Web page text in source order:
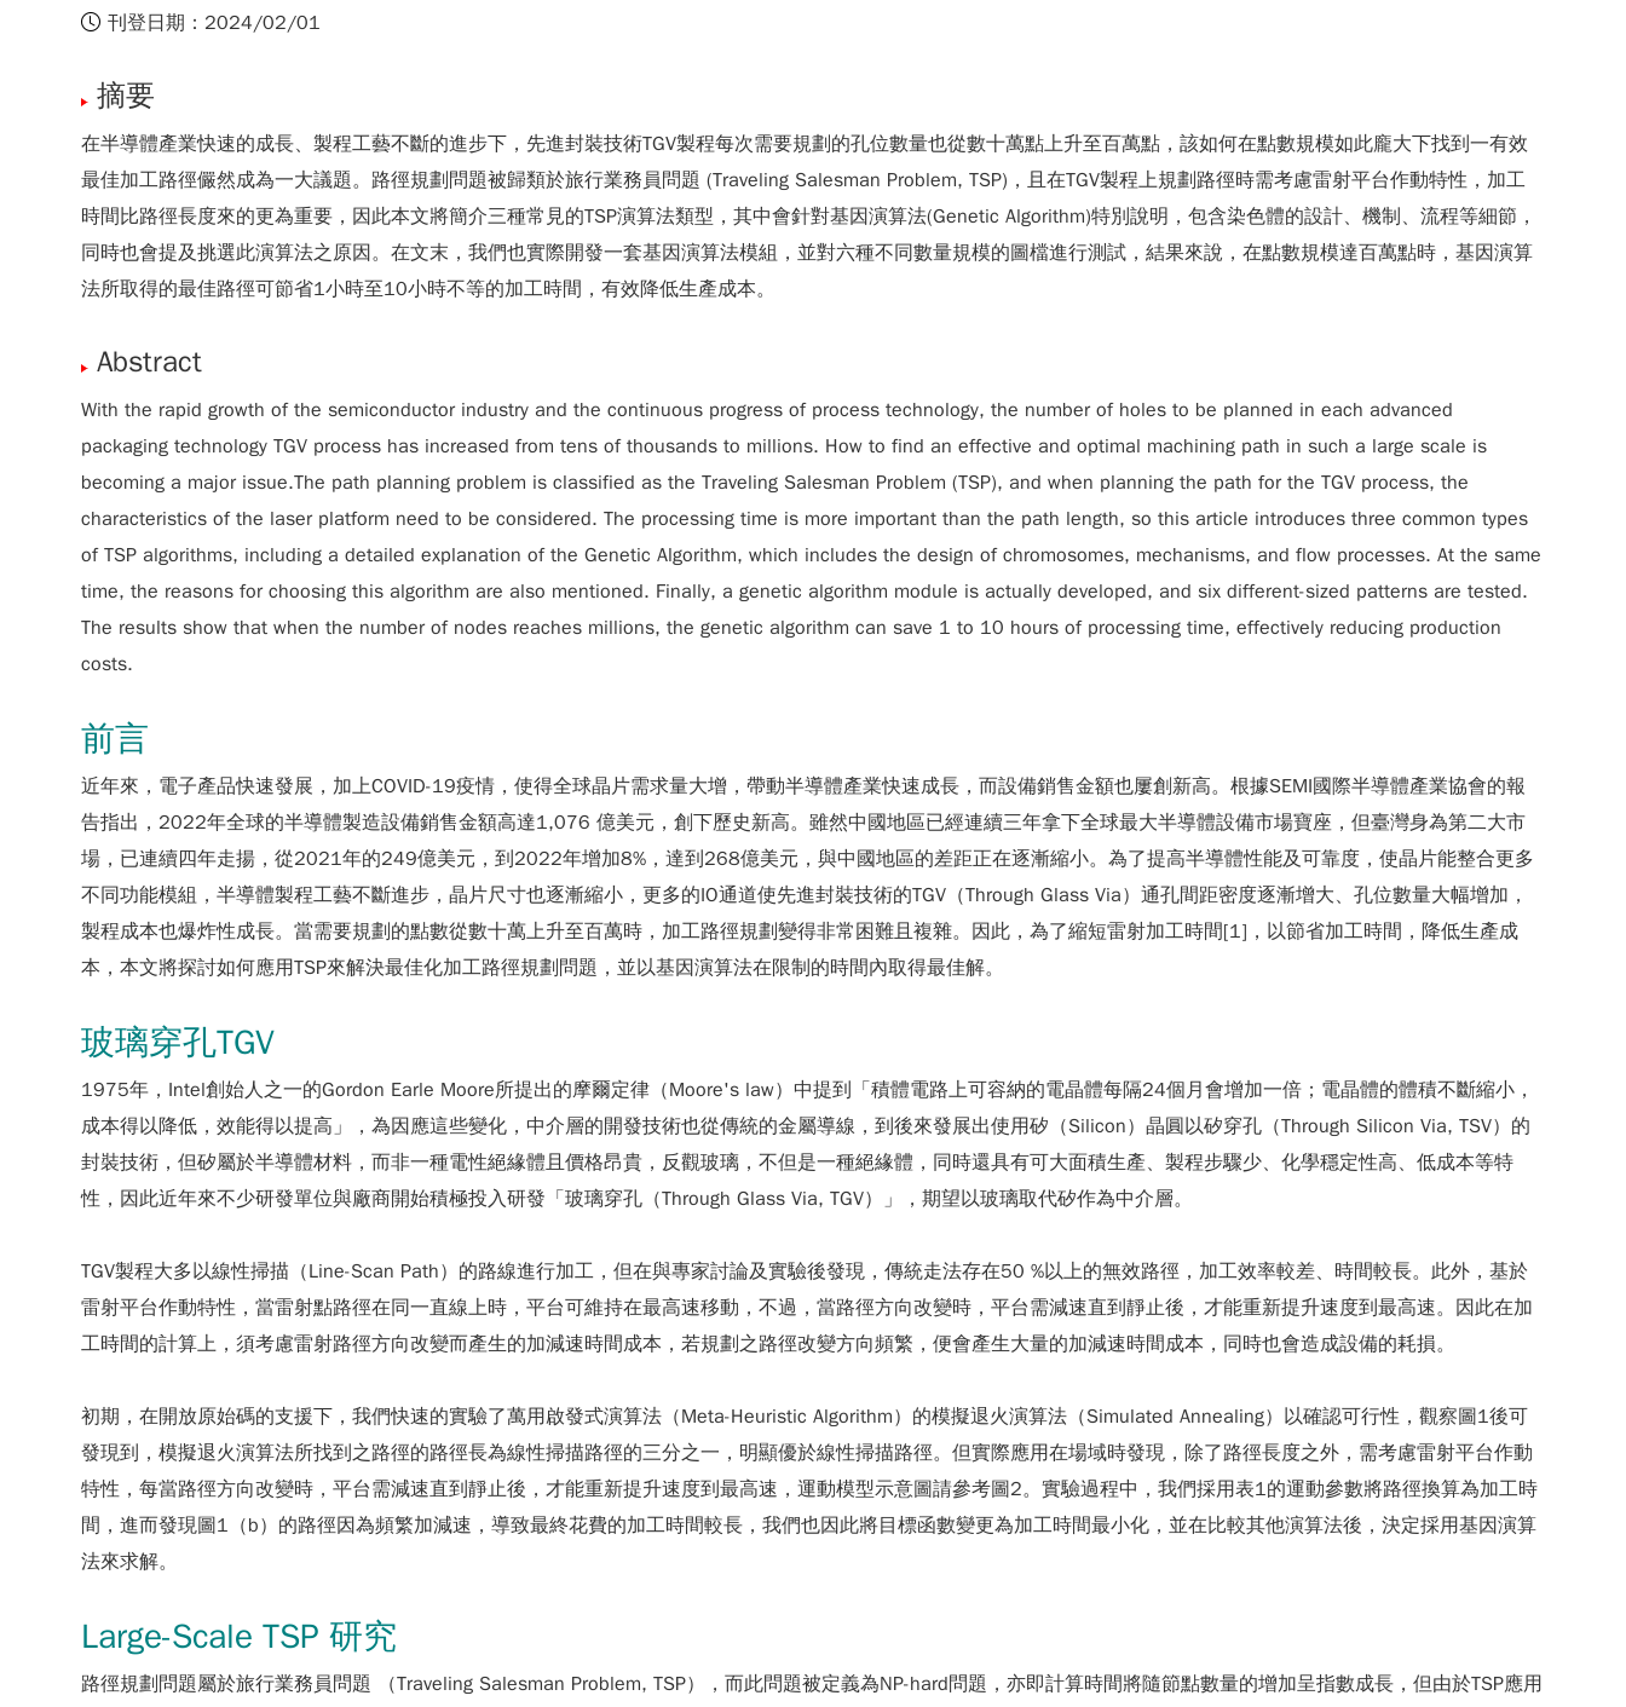
刊登日期：2024/02/01
摘要
在半導體產業快速的成長、製程工藝不斷的進步下，先進封裝技術TGV製程每次需要規劃的孔位數量也從數十萬點上升至百萬點，該如何在點數規模如此龐大下找到一有效
最佳加工路徑儼然成為一大議題。路徑規劃問題被歸類於旅行業務員問題 (Traveling Salesman Problem, TSP)，且在TGV製程上規劃路徑時需考慮雷射平台作動特性，加工
時間比路徑長度來的更為重要，因此本文將簡介三種常見的TSP演算法類型，其中會針對基因演算法(Genetic Algorithm)特別說明，包含染色體的設計、機制、流程等細節，
同時也會提及挑選此演算法之原因。在文末，我們也實際開發一套基因演算法模組，並對六種不同數量規模的圖檔進行測試，結果來說，在點數規模達百萬點時，基因演算
法所取得的最佳路徑可節省1小時至10小時不等的加工時間，有效降低生產成本。
Abstract
With the rapid growth of the semiconductor industry and the continuous progress of process technology, the number of holes to be planned in each advanced
packaging technology TGV process has increased from tens of thousands to millions. How to find an effective and optimal machining path in such a large scale is
becoming a major issue.The path planning problem is classified as the Traveling Salesman Problem (TSP), and when planning the path for the TGV process, the
characteristics of the laser platform need to be considered. The processing time is more important than the path length, so this article introduces three common types
of TSP algorithms, including a detailed explanation of the Genetic Algorithm, which includes the design of chromosomes, mechanisms, and flow processes. At the same
time, the reasons for choosing this algorithm are also mentioned. Finally, a genetic algorithm module is actually developed, and six different-sized patterns are tested.
The results show that when the number of nodes reaches millions, the genetic algorithm can save 1 to 10 hours of processing time, effectively reducing production
costs.
前言
近年來，電子產品快速發展，加上COVID-19疫情，使得全球晶片需求量大增，帶動半導體產業快速成長，而設備銷售金額也屢創新高。根據SEMI國際半導體產業協會的報
告指出，2022年全球的半導體製造設備銷售金額高達1,076 億美元，創下歷史新高。雖然中國地區已經連續三年拿下全球最大半導體設備市場寶座，但臺灣身為第二大市
場，已連續四年走揚，從2021年的249億美元，到2022年增加8%，達到268億美元，與中國地區的差距正在逐漸縮小。為了提高半導體性能及可靠度，使晶片能整合更多
不同功能模組，半導體製程工藝不斷進步，晶片尺寸也逐漸縮小，更多的IO通道使先進封裝技術的TGV（Through Glass Via）通孔間距密度逐漸增大、孔位數量大幅增加，
製程成本也爆炸性成長。當需要規劃的點數從數十萬上升至百萬時，加工路徑規劃變得非常困難且複雜。因此，為了縮短雷射加工時間[1]，以節省加工時間，降低生產成
本，本文將探討如何應用TSP來解決最佳化加工路徑規劃問題，並以基因演算法在限制的時間內取得最佳解。
玻璃穿孔TGV
1975年，Intel創始人之一的Gordon Earle Moore所提出的摩爾定律（Moore's law）中提到「積體電路上可容納的電晶體每隔24個月會增加一倍；電晶體的體積不斷縮小，
成本得以降低，效能得以提高」，為因應這些變化，中介層的開發技術也從傳統的金屬導線，到後來發展出使用矽（Silicon）晶圓以矽穿孔（Through Silicon Via, TSV）的
封裝技術，但矽屬於半導體材料，而非一種電性絕緣體且價格昂貴，反觀玻璃，不但是一種絕緣體，同時還具有可大面積生產、製程步驟少、化學穩定性高、低成本等特
性，因此近年來不少研發單位與廠商開始積極投入研發「玻璃穿孔（Through Glass Via, TGV）」，期望以玻璃取代矽作為中介層。
TGV製程大多以線性掃描（Line-Scan Path）的路線進行加工，但在與專家討論及實驗後發現，傳統走法存在50 %以上的無效路徑，加工效率較差、時間較長。此外，基於
雷射平台作動特性，當雷射點路徑在同一直線上時，平台可維持在最高速移動，不過，當路徑方向改變時，平台需減速直到靜止後，才能重新提升速度到最高速。因此在加
工時間的計算上，須考慮雷射路徑方向改變而產生的加減速時間成本，若規劃之路徑改變方向頻繁，便會產生大量的加減速時間成本，同時也會造成設備的耗損。
初期，在開放原始碼的支援下，我們快速的實驗了萬用啟發式演算法（Meta-Heuristic Algorithm）的模擬退火演算法（Simulated Annealing）以確認可行性，觀察圖1後可
發現到，模擬退火演算法所找到之路徑的路徑長為線性掃描路徑的三分之一，明顯優於線性掃描路徑。但實際應用在場域時發現，除了路徑長度之外，需考慮雷射平台作動
特性，每當路徑方向改變時，平台需減速直到靜止後，才能重新提升速度到最高速，運動模型示意圖請參考圖2。實驗過程中，我們採用表1的運動參數將路徑換算為加工時
間，進而發現圖1（b）的路徑因為頻繁加減速，導致最終花費的加工時間較長，我們也因此將目標函數變更為加工時間最小化，並在比較其他演算法後，決定採用基因演算
法來求解。
Large-Scale TSP 研究
路徑規劃問題屬於旅行業務員問題 （Traveling Salesman Problem, TSP），而此問題被定義為NP-hard問題，亦即計算時間將隨節點數量的增加呈指數成長，但由於TSP應用